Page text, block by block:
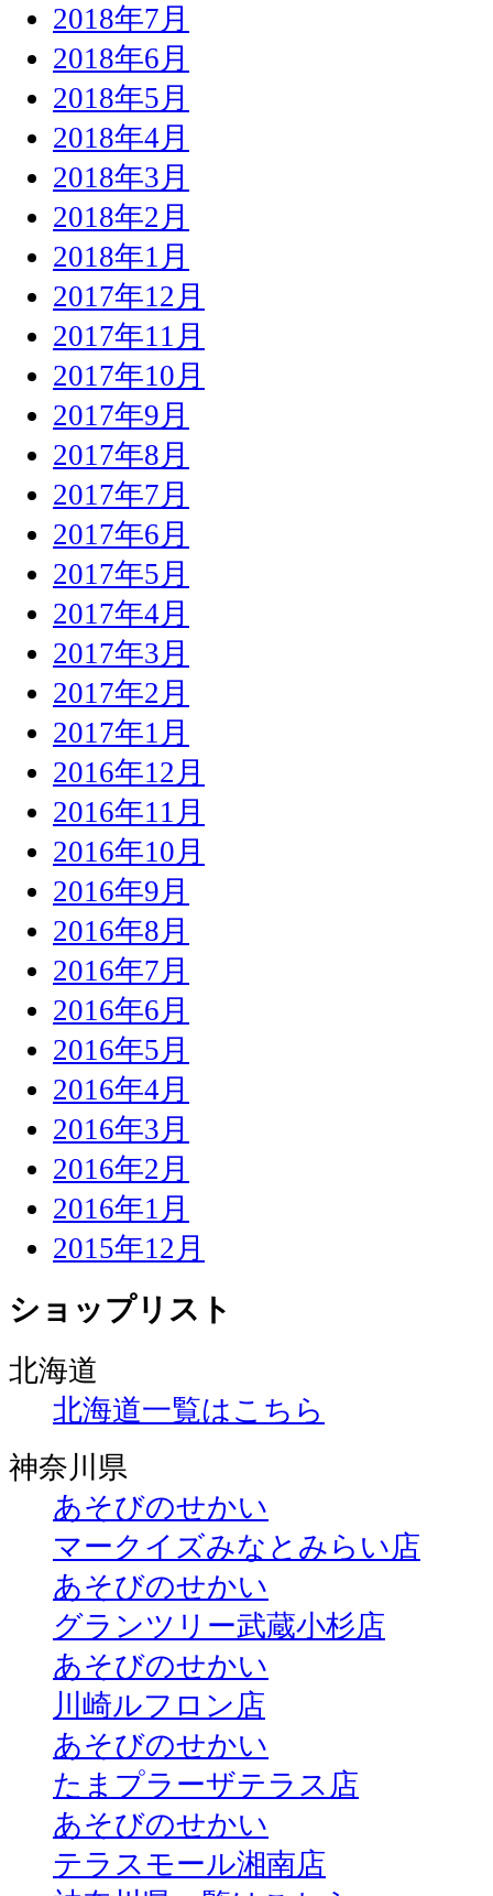
2018年7月
2018年6月
2018年5月
2018年4月
2018年3月
2018年2月
2018年1月
2017年12月
2017年11月
2017年10月
2017年9月
2017年8月
2017年7月
2017年6月
2017年5月
2017年4月
2017年3月
2017年2月
2017年1月
2016年12月
2016年11月
2016年10月
2016年9月
2016年8月
2016年7月
2016年6月
2016年5月
2016年4月
2016年3月
2016年2月
2016年1月
2015年12月
ショップリスト
北海道
北海道一覧はこちら
神奈川県
あそびのせかい
マークイズみなとみらい店
あそびのせかい
グランツリー武蔵小杉店
あそびのせかい
川崎ルフロン店
あそびのせかい
たまプラーザテラス店
あそびのせかい
テラスモール湘南店